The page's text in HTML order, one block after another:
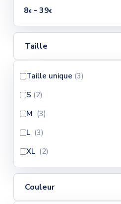
8€- 39€
Taille
Taille unique (3)
S (2)
M (3)
L (3)
XL (2)
Couleur